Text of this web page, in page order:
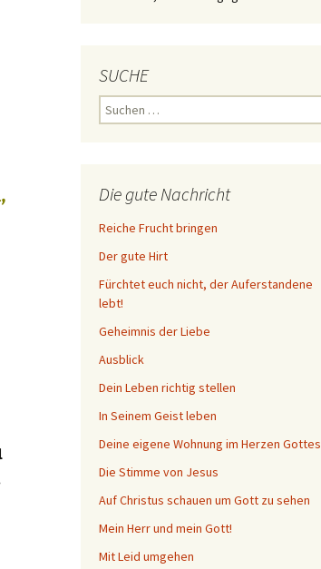
SUCHE
Suchen
nach:
Die gute Nachricht
Reiche Frucht bringen
Der gute Hirt
Fürchtet euch nicht, der Auferstandene
lebt!
Geheimnis der Liebe
Ausblick
Dein Leben richtig stellen
In Seinem Geist leben
Deine eigene Wohnung im Herzen Gottes
Die Stimme von Jesus
Auf Christus schauen um Gott zu sehen
Mein Herr und mein Gott!
Mit Leid umgehen